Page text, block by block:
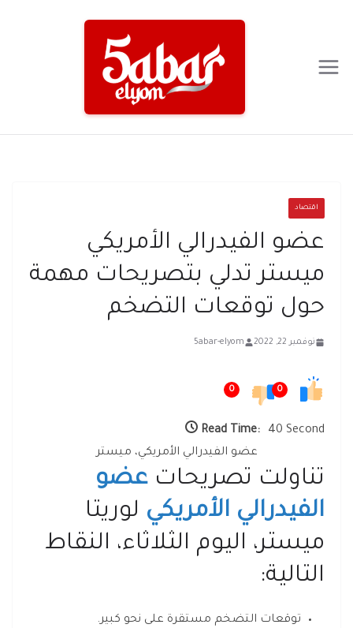
اقتصاد
عضو الفيدرالي الأمريكي
ميستر تدلي بتصريحات مهمة
حول توقعات التضخم
نوفمبر 22, 2022 5abar-elyom
0
0
Read Time:
40 Second
عضو الفيدرالي الأمريكي، ميستر
تناولت تصريحات عضو
الفيدرالي الأمريكي لوريتا
ميستر، اليوم الثلاثاء، النقاط
التالية:
توقعات التضخم مستقرة على نحو كبير.